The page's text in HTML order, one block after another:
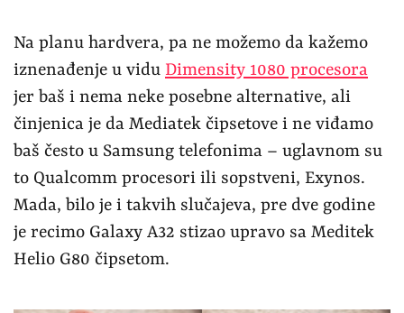
Na planu hardvera, pa ne možemo da kažemo
iznenađenje u vidu Dimensity 1080 procesora
jer baš i nema neke posebne alternative, ali
činjenica je da Mediatek čipsetove i ne viđamo
baš često u Samsung telefonima – uglavnom su
to Qualcomm procesori ili sopstveni, Exynos.
Mada, bilo je i takvih slučajeva, pre dve godine
je recimo Galaxy A32 stizao upravo sa Meditek
Helio G80 čipsetom.